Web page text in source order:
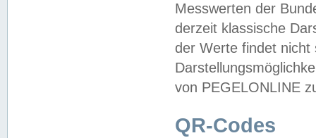
Messwerten der
derzeit klassische
der Werte findet
von PEGELONLINE
QR-Codes